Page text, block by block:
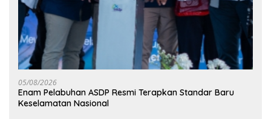
05/08/2026
Enam Pelabuhan ASDP Resmi Terapkan Standar Baru
Keselamatan Nasional